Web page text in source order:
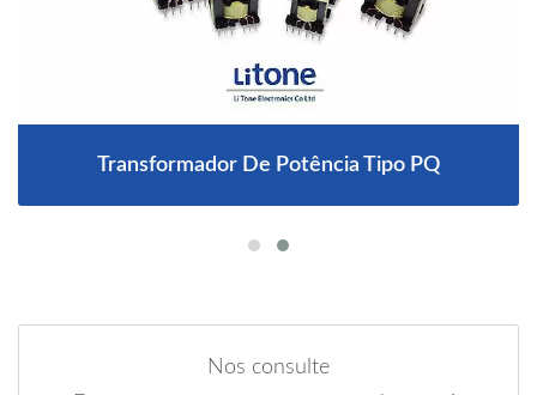
Transformador De Potência Tipo PQ
Nos consulte